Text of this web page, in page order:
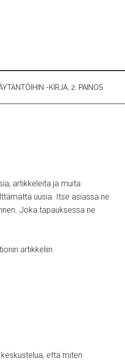
-KIRJA, 2. PAINOS
artikkeleita ja muita
uusia. Itse asiassa ne
Joka tapauksessa ne
artikkeliin.
että miten